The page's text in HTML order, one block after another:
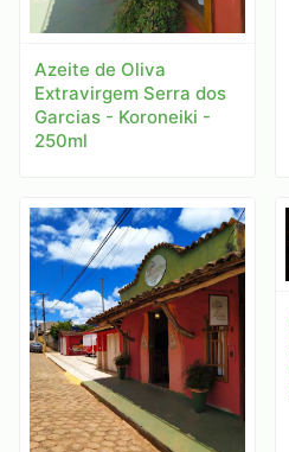
Azeite de Oliva
Extravirgem Serra dos
Garcias - Koroneiki -
250ml